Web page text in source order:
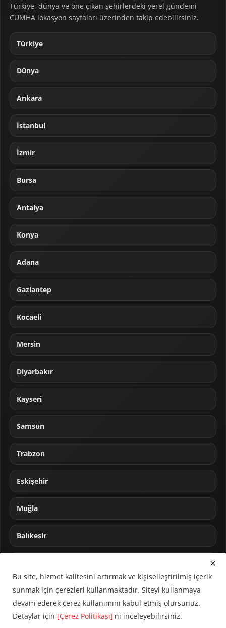
Türkiye, dünya ve öne çıkan şehirlerdeki yerel gündemi
CUMHA lokasyon sayfaları üzerinden takip edebilirsiniz.
Türkiye
Dünya
Ankara
İstanbul
İzmir
Bursa
Antalya
Konya
Adana
Gaziantep
Kocaeli
Mersin
Diyarbakır
Kayseri
Samsun
Trabzon
Eskişehir
Muğla
Balıkesir
Bu site, hizmet kalitesini artırmak ve kişiselleştirilmiş içerik
sunmak için çerezleri kullanmaktadır. Siteyi kullanmaya
devam ederek çerez kullanımını kabul etmiş olursunuz.
Detaylar için [Çerez Politikası]'nı inceleyebilirsiniz.